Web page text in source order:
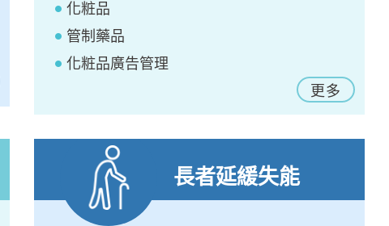
化粧品
管制藥品
化粧品廣告管理
更多
長者延緩失能